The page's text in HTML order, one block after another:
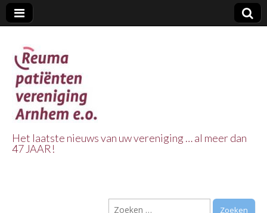
Vereniging
Het laatste nieuws van uw vereniging … al meer dan
47 JAAR!
Zoeken